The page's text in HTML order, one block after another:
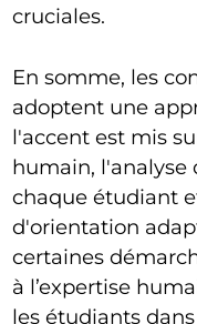
cruciales.
En somme, les
adoptent une
l'accent est mis
humain, l'analyse
chaque étudiant
d'orientation
certaines
à l’expertise
les étudiants